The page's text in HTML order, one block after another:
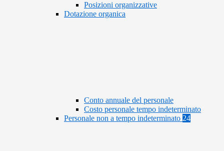
Posizioni organizzative
Dotazione organica
Conto annuale del personale
Costo personale tempo indeterminato
Personale non a tempo indeterminato 24